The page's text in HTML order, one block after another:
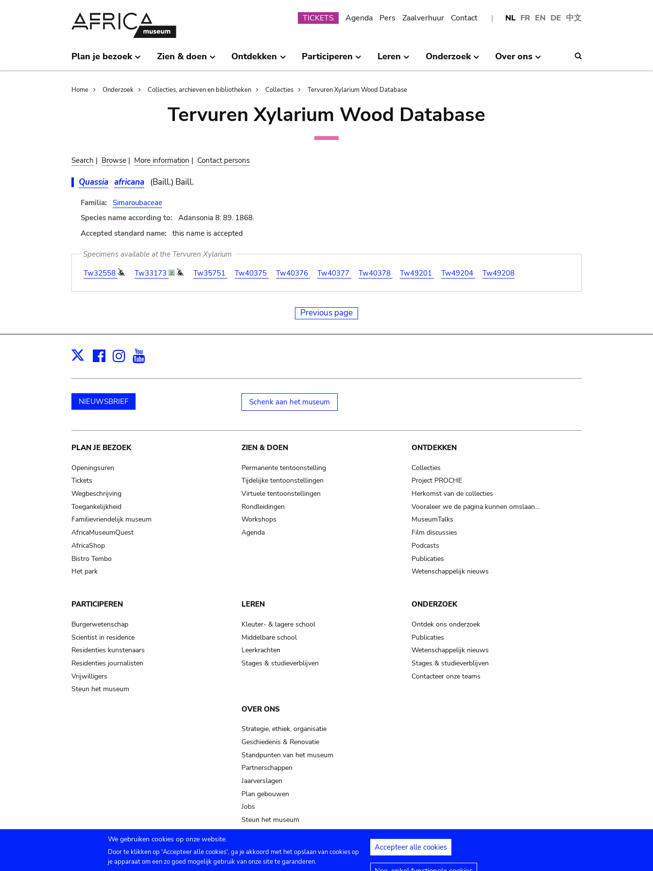
NL FR EN DE 中文
Submenu
TICKETS Agenda Pers Zaalverhuur Contact
Plan je bezoek Zien & doen Ontdekken Participeren Leren Onderzoek Over ons
Breadcrumb
Home Onderzoek Collecties, archieven en bibliotheken Collecties Tervuren Xylarium Wood Database
Tervuren Xylarium Wood Database
Search | Browse | More information | Contact persons
Quassia africana (Baill.) Baill.
Familia:
Simaroubaceae
Species name according to:
Adansonia 8: 89. 1868.
Accepted standard name:
this name is accepted
Specimens available at the Tervuren Xylarium
Tw32558
Tw33173 Tw35751 Tw40375 Tw40376 Tw40377 Tw40378 Tw49201 Tw49204 Tw49208
Previous page
X Facebook
Instagram
NIEUWSBRIEF Schenk aan het museum
Main
navigation
PLAN JE BEZOEK
Openingsuren
Tickets
Wegbeschrijving
Toegankelijkheid
Familievriendelijk museum
AfricaMuseumQuest
AfricaShop
Bistro Tembo
Het park
ZIEN & DOEN
Permanente tentoonstelling
Tijdelijke tentoonstellingen
Virtuele tentoonstellingen
Rondleidingen
Workshops
Agenda
ONTDEKKEN
Collecties
Project PROCHE
Herkomst van de collecties
Vooraleer we de pagina kunnen omslaan…
MuseumTalks
Film discussies
Podcasts
Publicaties
Wetenschappelijk nieuws
PARTICIPEREN
Burgerwetenschap
Scientist in residence
Residenties kunstenaars
Residenties journalisten
Vrijwilligers
Steun het museum
LEREN
Kleuter- & lagere school
Middelbare school
Leerkrachten
Stages & studieverblijven
ONDERZOEK
Ontdek ons onderzoek
Publicaties
Wetenschappelijk nieuws
Stages & studieverblijven
Contacteer onze teams
OVER ONS
Strategie, ethiek, organisatie
Geschiedenis & Renovatie
Standpunten van het museum
Partnerschappen
Jaarverslagen
Plan gebouwen
Jobs
Steun het museum
Submenu
Agenda Pers Zaalverhuur Contact Privacy instellingen Juridische mededelingen
We gebruiken cookies op onze website.
Door te klikken op 'Accepteer alle cookies', ga je akkoord met het opslaan van cookies op
je apparaat om een zo goed mogelijk gebruik van onze site te garanderen.
Accepteer alle cookies